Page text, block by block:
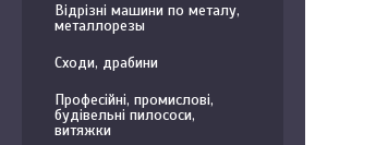
Відрізні машини по металу,
металлорезы
Сходи, драбини
Професійні, промислові,
будівельні пилососи,
витяжки